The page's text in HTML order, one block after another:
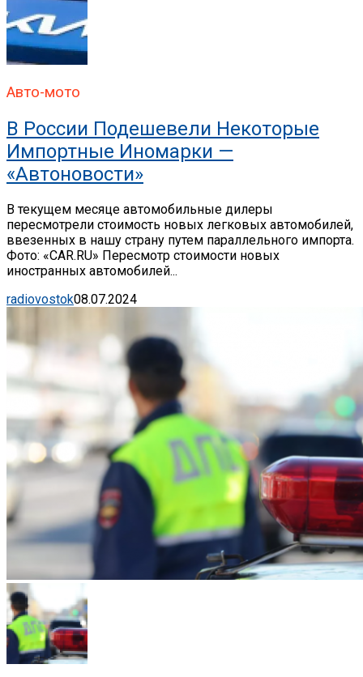
Авто-мото
В России Подешевели Некоторые
Импортные Иномарки —
«Автоновости»
В текущем месяце автомобильные дилеры
пересмотрели стоимость новых легковых автомобилей,
ввезенных в нашу страну путем параллельного импорта.
Фото: «CAR.RU» Пересмотр стоимости новых
иностранных автомобилей...
radiovostok08.07.2024